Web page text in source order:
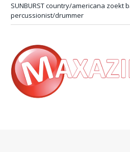
SUNBURST country/americana zoekt
percussionist/drummer